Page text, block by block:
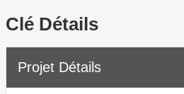
Clé Détails
Projet Détails